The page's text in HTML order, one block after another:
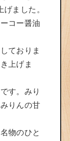
ました。
コー醤油
ておりま
上げま
す。みり
りんの甘
物のひと